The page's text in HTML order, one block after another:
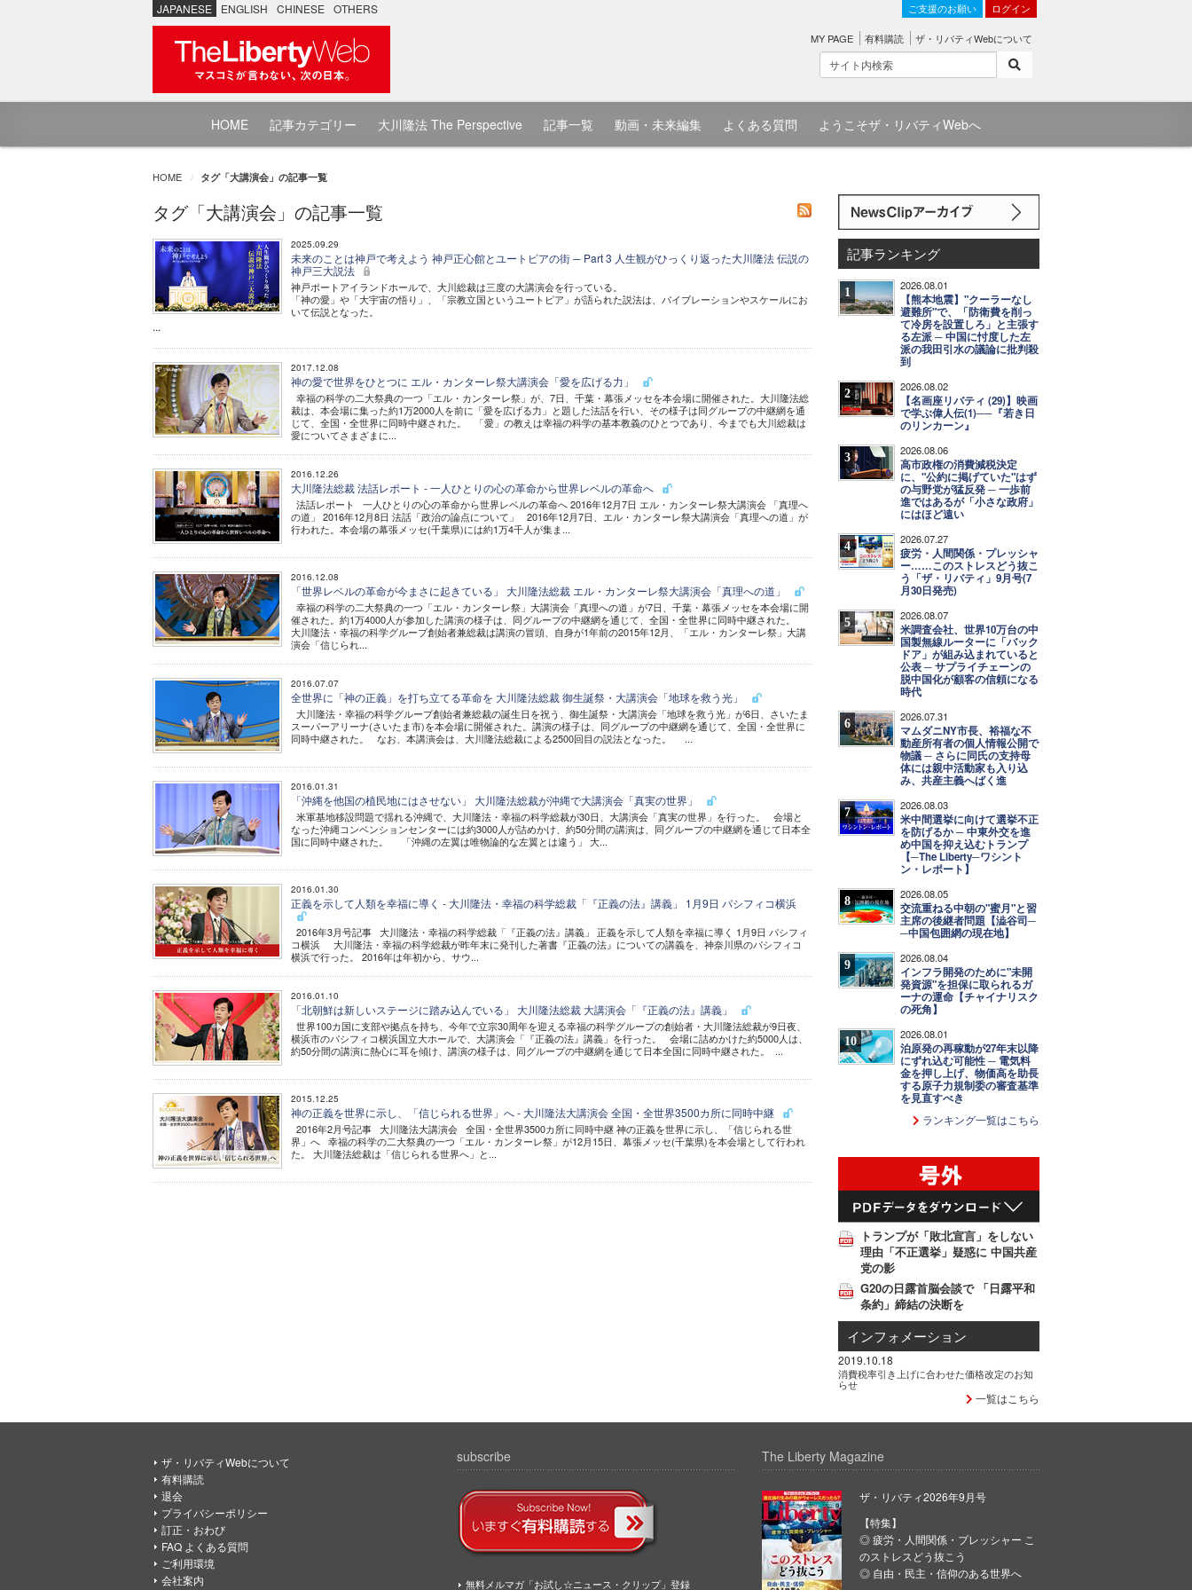
JAPANESE ENGLISH CHINESE OTHERS ご支援のお願い ログイン
MY PAGE 有料購読 ザ・リバティWebについて
HOME 記事カテゴリー 大川隆法 The Perspective 記事一覧 動画・未来編集 よくある質問 ようこそザ・リバティWebへ
HOME タグ「大講演会」の記事一覧
タグ「大講演会」の記事一覧
2025.09.29
未来のことは神戸で考えよう 神戸正心館とユートピアの街 ─ Part 3 人生観がひっくり返った大川隆法 伝説の
神戸三大説法
神戸ポートアイランドホールで、大川総裁は三度の大講演会を行っている。
「神の愛」や「大宇宙の悟り」、「宗教立国というユートピア」が語られた説法は、バイブレーションやスケールにお
いて伝説となった。
...
2017.12.08
神の愛で世界をひとつに エル・カンターレ祭大講演会「愛を広げる力」
幸福の科学の二大祭典の一つ「エル・カンターレ祭」が、7日、千葉・幕張メッセを本会場に開催された。大川隆法総
裁は、本会場に集った約1万2000人を前に「愛を広げる力」と題した法話を行い、その様子は同グループの中継網を通
じて、全国・全世界に同時中継された。 「愛」の教えは幸福の科学の基本教義のひとつであり、今までも大川総裁は
愛についてさまざまに...
2016.12.26
大川隆法総裁 法話レポート - 一人ひとりの心の革命から世界レベルの革命へ
法話レポート 一人ひとりの心の革命から世界レベルの革命へ 2016年12月7日 エル・カンターレ祭大講演会 「真理へ
の道」 2016年12月8日 法話「政治の論点について」 2016年12月7日、エル・カンターレ祭大講演会「真理への道」が
行われた。本会場の幕張メッセ(千葉県)には約1万4千人が集ま...
2016.12.08
「世界レベルの革命が今まさに起きている」 大川隆法総裁 エル・カンターレ祭大講演会「真理への道」
幸福の科学の二大祭典の一つ「エル・カンターレ祭」大講演会「真理への道」が7日、千葉・幕張メッセを本会場に開
催された。約1万4000人が参加した講演の様子は、同グループの中継網を通じて、全国・全世界に同時中継された。
大川隆法・幸福の科学グループ創始者兼総裁は講演の冒頭、自身が1年前の2015年12月、「エル・カンターレ祭」大講
演会「信じられ...
2016.07.07
全世界に「神の正義」を打ち立てる革命を 大川隆法総裁 御生誕祭・大講演会「地球を救う光」
大川隆法・幸福の科学グループ創始者兼総裁の誕生日を祝う、御生誕祭・大講演会「地球を救う光」が6日、さいたま
スーパーアリーナ(さいたま市)を本会場に開催された。講演の様子は、同グループの中継網を通じて、全国・全世界に
同時中継された。 なお、本講演会は、大川隆法総裁による2500回目の説法となった。 ...
2016.01.31
「沖縄を他国の植民地にはさせない」 大川隆法総裁が沖縄で大講演会「真実の世界」
米軍基地移設問題で揺れる沖縄で、大川隆法・幸福の科学総裁が30日、大講演会「真実の世界」を行った。 会場と
なった沖縄コンベンションセンターには約3000人が詰めかけ、約50分間の講演は、同グループの中継網を通じて日本全
国に同時中継された。 「沖縄の左翼は唯物論的な左翼とは違う」 大...
2016.01.30
正義を示して人類を幸福に導く - 大川隆法・幸福の科学総裁「『正義の法』講義」 1月9日 パシフィコ横浜
2016年3月号記事 大川隆法・幸福の科学総裁「『正義の法』講義」 正義を示して人類を幸福に導く 1月9日 パシフィ
コ横浜 大川隆法・幸福の科学総裁が昨年末に発刊した著書『正義の法』についての講義を、神奈川県のパシフィコ
横浜で行った。 2016年は年初から、サウ...
2016.01.10
「北朝鮮は新しいステージに踏み込んでいる」 大川隆法総裁 大講演会「『正義の法』講義」
世界100カ国に支部や拠点を持ち、今年で立宗30周年を迎える幸福の科学グループの創始者・大川隆法総裁が9日夜、
横浜市のパシフィコ横浜国立大ホールで、大講演会「『正義の法』講義」を行った。 会場に詰めかけた約5000人は、
約50分間の講演に熱心に耳を傾け、講演の様子は、同グループの中継網を通じて日本全国に同時中継された。 ...
2015.12.25
神の正義を世界に示し、「信じられる世界」へ - 大川隆法大講演会 全国・全世界3500カ所に同時中継
2016年2月号記事 大川隆法大講演会 全国・全世界3500カ所に同時中継 神の正義を世界に示し、「信じられる世
界」へ 幸福の科学の二大祭典の一つ「エル・カンターレ祭」が12月15日、幕張メッセ(千葉県)を本会場として行われ
た。 大川隆法総裁は「信じられる世界へ」と...
記事ランキング
1 2026.08.01
【熊本地震】"クーラーなし
避難所"で、「防衛費を削っ
て冷房を設置しろ」と主張す
る左派 ─ 中国に忖度した左
派の我田引水の議論に批判殺
到
2 2026.08.02
【名画座リバティ (29)】映画
で学ぶ偉人伝(1)──『若き日
のリンカーン』
3 2026.08.06
高市政権の消費減税決定
に、"公約に掲げていた"はず
の与野党が猛反発 ─ 一歩前
進ではあるが「小さな政府」
にはほど遠い
4 2026.07.27
疲労・人間関係・プレッシャ
ー……このストレスどう抜こ
う「ザ・リバティ」9月号(7
月30日発売)
5 2026.08.07
米調査会社、世界10万台の中
国製無線ルーターに「バック
ドア」が組み込まれていると
公表 ─ サプライチェーンの
脱中国化が顧客の信頼になる
時代
6 2026.07.31
マムダニNY市長、裕福な不
動産所有者の個人情報公開で
物議 ─ さらに同氏の支持母
体には親中活動家も入り込
み、共産主義へばく進
7 2026.08.03
米中間選挙に向けて選挙不正
を防げるか ─ 中東外交を進
め中国を抑え込むトランプ
【─The Liberty─ワシント
ン・レポート】
8 2026.08.05
交流重ねる中朝の"蜜月"と習
主席の後継者問題【澁谷司─
─中国包囲網の現在地】
9 2026.08.04
インフラ開発のために"未開
発資源"を担保に取られるガ
ーナの運命【チャイナリスク
の死角】
10 2026.08.01
泊原発の再稼動が27年末以降
にずれ込む可能性 ─ 電気料
金を押し上げ、物価高を助長
する原子力規制委の審査基準
を見直すべき
ランキング一覧はこちら
トランプが「敗北宣言」をしない
理由「不正選挙」疑惑に 中国共産
党の影
G20の日露首脳会談で 「日露平和
条約」締結の決断を
インフォメーション
2019.10.18
消費税率引き上げに合わせた価格改定のお知
らせ
一覧はこちら
ザ・リバティWebについて
有料購読
退会
プライバシーポリシー
訂正・おわび
FAQ よくある質問
ご利用環境
会社案内
subscribe
無料メルマガ「お試し☆ニュース・クリップ」登録
The Liberty Magazine
ザ・リバティ2026年9月号
【特集】
◎ 疲労・人間関係・プレッシャー こ
のストレスどう抜こう
◎ 自由・民主・信仰のある世界へ